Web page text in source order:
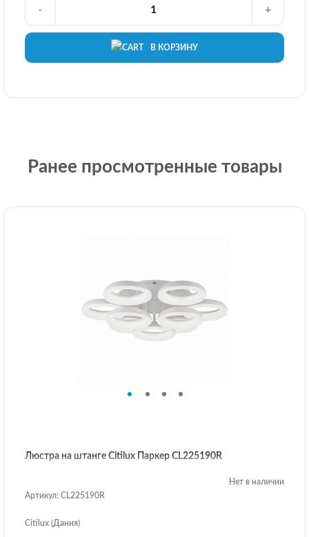
В КОРЗИНУ
- +
Ранее просмотренные товары
Люстра на штанге Citilux Паркер CL225190R
Нет в наличии
Артикул: CL225190R
Citilux (Дания)